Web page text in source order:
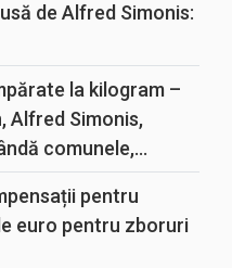
de Alfred Simonis:
la kilogram –
Alfred Simonis,
comunele,...
pentru
euro pentru zboruri